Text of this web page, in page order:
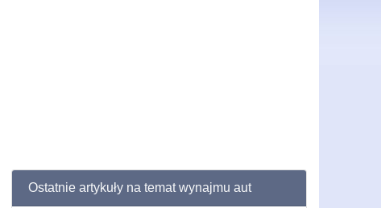
Ostatnie artykuły na temat wynajmu aut